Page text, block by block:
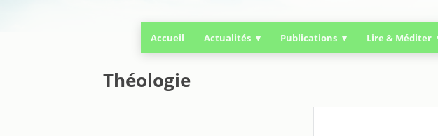
Accueil Actualités Publications Lire & Méditer
Théologie